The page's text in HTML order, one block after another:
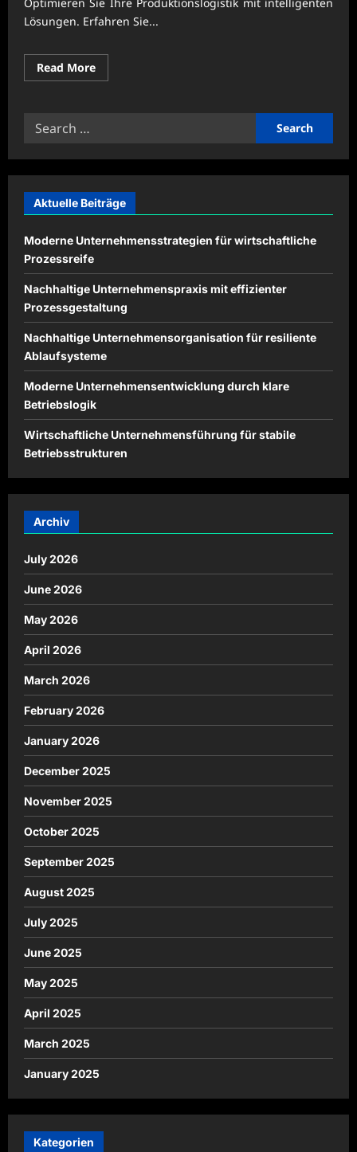
Lösungen. Erfahren Sie...
Read MoreRead
more
Search
Aktuelle Beiträge
Moderne Unternehmensstrategien für wirtschaftliche
Prozessreife
Nachhaltige Unternehmenspraxis mit effizienter
Prozessgestaltung
Nachhaltige Unternehmensorganisation für resiliente
Ablaufsysteme
Moderne Unternehmensentwicklung durch klare
Betriebslogik
Wirtschaftliche Unternehmensführung für stabile
Betriebsstrukturen
Archiv
July 2026
June 2026
May 2026
April 2026
March 2026
February 2026
January 2026
December 2025
November 2025
October 2025
September 2025
August 2025
July 2025
June 2025
May 2025
April 2025
March 2025
January 2025
Kategorien